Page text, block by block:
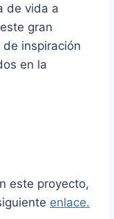
de vida a
gran
inspiración
en la
este proyecto,
enlace.